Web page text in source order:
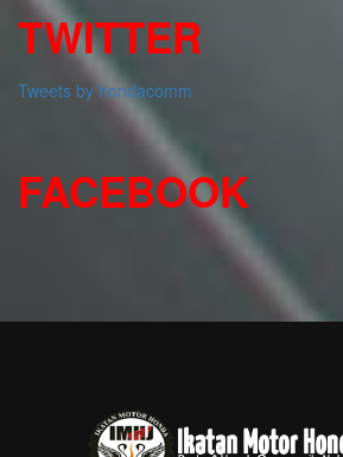
TWITTER
Tweets by hondacomm
FACEBOOK